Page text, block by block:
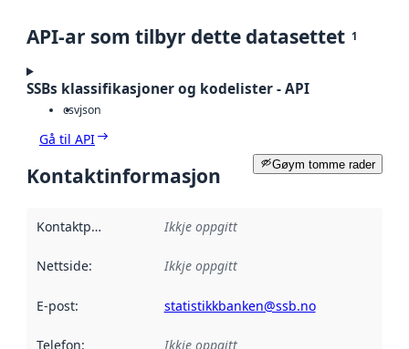
API-ar som tilbyr dette datasettet 1
SSBs klassifikasjoner og kodelister - API
csvjson
Gå til API
Gøym tomme rader
Kontaktinformasjon
Kontaktpunkt Ikkje oppgitt
Nettside: Ikkje oppgitt
E-post: statistikkbanken@ssb.no
Telefon: Ikkje oppgitt